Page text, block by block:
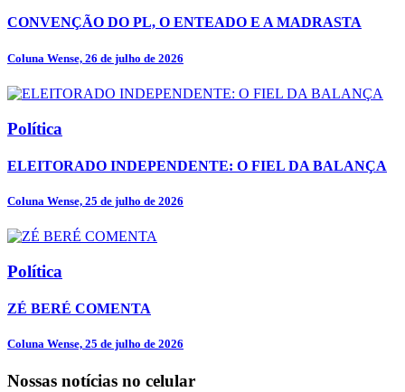
CONVENÇÃO DO PL, O ENTEADO E A MADRASTA
Coluna Wense, 26 de julho de 2026
Política
ELEITORADO INDEPENDENTE: O FIEL DA BALANÇA
Coluna Wense, 25 de julho de 2026
Política
ZÉ BERÉ COMENTA
Coluna Wense, 25 de julho de 2026
Nossas notícias no celular